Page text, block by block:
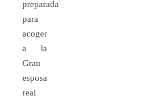
preparada
para
acoger
a la
Gran
esposa
real